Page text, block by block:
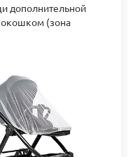
дополнительной
(зона